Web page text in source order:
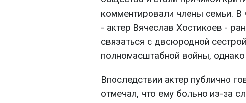
комментировали члены семьи. В
- актер Вячеслав Хостикоев -
связаться с двоюродной
полномасштабной войны,
Впоследствии актер публично
отмечал, что ему больно из-за